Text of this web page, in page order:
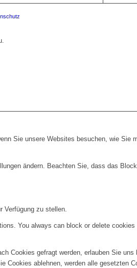
Sie unsere Websites besuchen, wie Sie
ändern. Beachten Sie, dass das
Verfügung zu stellen.
You always can block or delete
Cookies gefragt werden, erlauben Sie
ablehnen, werden alle gesetzten